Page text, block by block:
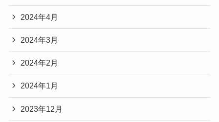
2024年4月
2024年3月
2024年2月
2024年1月
2023年12月